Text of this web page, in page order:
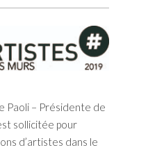
Paoli – Présidente de
sollicitée pour
d’artistes dans le